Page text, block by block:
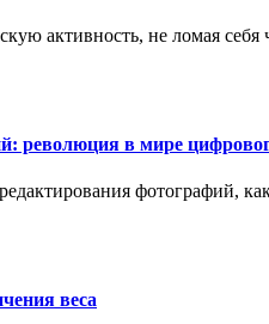
активность, не ломая себя
революция в мире
фотографий,
веса